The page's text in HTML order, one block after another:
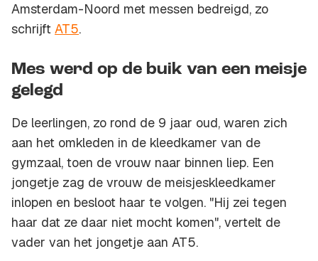
Amsterdam-Noord met messen bedreigd, zo
schrijft AT5.
Mes werd op de buik van een meisje
gelegd
De leerlingen, zo rond de 9 jaar oud, waren zich
aan het omkleden in de kleedkamer van de
gymzaal, toen de vrouw naar binnen liep. Een
jongetje zag de vrouw de meisjeskleedkamer
inlopen en besloot haar te volgen. "Hij zei tegen
haar dat ze daar niet mocht komen", vertelt de
vader van het jongetje aan AT5.